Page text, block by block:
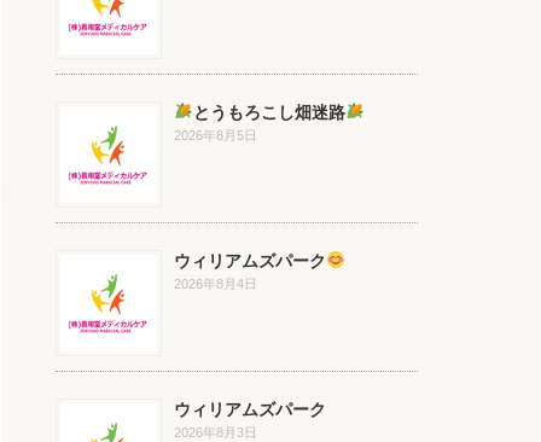
とうもろこし畑迷路
2026年8月5日
ウィリアムズパーク
2026年8月4日
ウィリアムズパーク
2026年8月3日